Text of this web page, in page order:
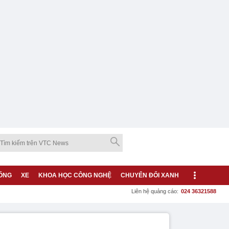
XE KHOA HỌC CÔNG NGHỆ CHUYỂN ĐỔI XANH
Liên hệ quảng cáo: 024 36321588